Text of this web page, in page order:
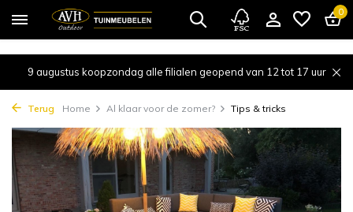
{!!% include 'snippets/cta.rain' %!!} 0
9 augustus koopzondag alle filialen geopend van 12 tot 17 uur
Terug Home Al klaar voor de zomer? Tips & tricks